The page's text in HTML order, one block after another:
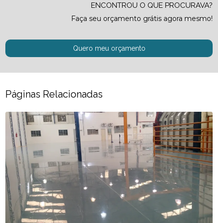
ENCONTROU O QUE PROCURAVA?
Faça seu orçamento grátis agora mesmo!
Quero meu orçamento
Páginas Relacionadas